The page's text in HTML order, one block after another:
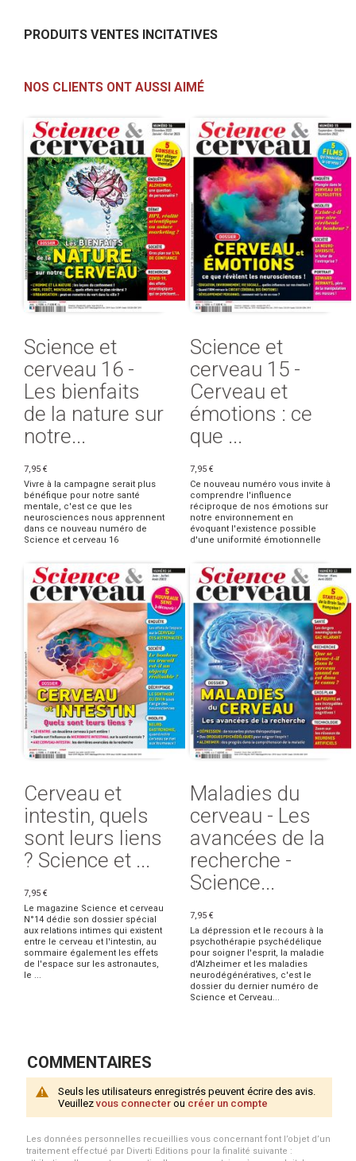
PRODUITS VENTES INCITATIVES
NOS CLIENTS ONT AUSSI AIMÉ
Science et
cerveau 16 -
Les bienfaits
de la nature sur
notre...
7,95 €
Vivre à la campagne serait plus
bénéfique pour notre santé
mentale, c'est ce que les
neurosciences nous apprennent
dans ce nouveau numéro de
Science et cerveau 16
Science et
cerveau 15 -
Cerveau et
émotions : ce
que ...
7,95 €
Ce nouveau numéro vous invite à
comprendre l'influence
réciproque de nos émotions sur
notre environnement en
évoquant l'existence possible
d'une uniformité émotionnelle
Cerveau et
intestin, quels
sont leurs liens
? Science et ...
7,95 €
Le magazine Science et cerveau
N°14 dédie son dossier spécial
aux relations intimes qui existent
entre le cerveau et l'intestin, au
sommaire également les effets
de l'espace sur les astronautes,
le ...
Maladies du
cerveau - Les
avancées de la
recherche -
Science...
7,95 €
La dépression et le recours à la
psychothérapie psychédélique
pour soigner l'esprit, la maladie
d'Alzheimer et les maladies
neurodégénératives, c'est le
dossier du dernier numéro de
Science et Cerveau...
COMMENTAIRES
Seuls les utilisateurs enregistrés peuvent écrire des avis.
Veuillezvous connecter ou créer un compte
Les données personnelles recueillies vous concernant font l’objet d’un
traitement effectué par Diverti Editions pour la finalité suivante :